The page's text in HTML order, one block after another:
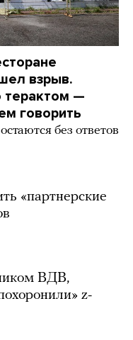
взрыв.
терактом —
говорить
без ответов
«партнерские
ВДВ,
z-